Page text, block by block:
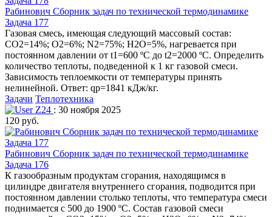
Рабинович Сборник задач по технической термодинамике
Задача 177
Газовая смесь, имеющая следующий массовый состав:
СО2=14%; О2=6%; N2=75%; Н2О=5%, нагревается при
постоянном давлении от t1=600 ºС до t2=2000 ºС. Определить
количество теплоты, подведенной к 1 кг газовой смеси.
Зависимость теплоемкости от температуры принять
нелинейной. Ответ: qp=1841 кДж/кг.
Задачи Теплотехника
Z24 : 30 ноября 2025
120 руб.
Рабинович Сборник задач по технической термодинамике
Задача 176
К газообразным продуктам сгорания, находящимся в
цилиндре двигателя внутреннего сгорания, подводится при
постоянном давлении столько теплоты, что температура смеси
поднимается с 500 до 1900 ºС. Состав газовой смеси